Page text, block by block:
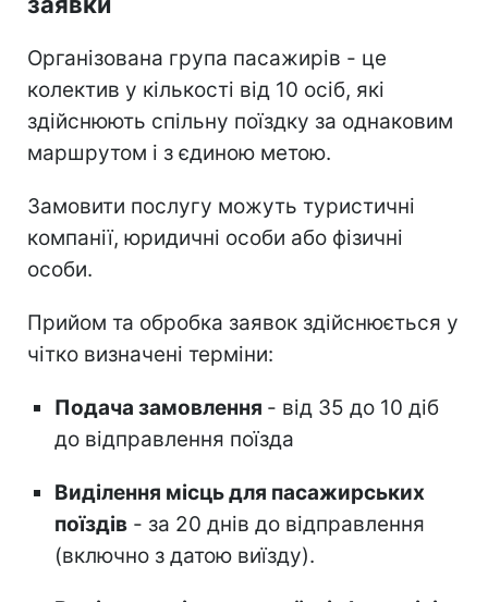
Організована група пасажирів - це
колектив у кількості від 10 осіб, які
здійснюють спільну поїздку за однаковим
маршрутом і з єдиною метою.
Замовити послугу можуть туристичні
компанії, юридичні особи або фізичні
особи.
Прийом та обробка заявок здійснюється у
чітко визначені терміни:
Подача замовлення - від 35 до 10 діб
до відправлення поїзда
Виділення місць для пасажирських
поїздів - за 20 днів до відправлення
(включно з датою виїзду).